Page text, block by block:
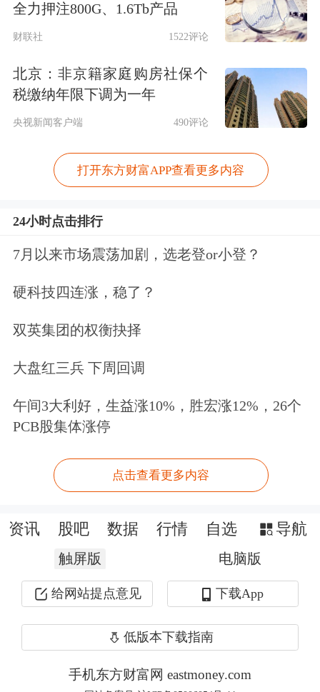
金融服务的可得性得到了迅速提高，也
有助于市场利率总体水平的下降。
在我国，民间借贷主要是指自然人之
间、自然人与法人或其他组织之间及其
行的资产融通行为。按照我国相关法律
行资金融通。法律同时又规定：经金融
监管部门批准设立的从事贷款业务的金
融机构及其分支机构，因发放贷款等相
关金融业务引发的纠纷，不适用民间借
事的金融业务则同样受到严格的行业监
管，不允许从事除自身业务范围以外的
贷款行为。因此，“大幅降低民间借贷
利率的司法保护上限”显然不适用于金
融机构借贷。
尽管如此，降低民间借贷利率的司法保
护上限，对于金融机构的借贷利率也会
产生一定的影响。因为相对于民间借
贷，金融机构的贷款利率受到更为严格
的限制，监管要求较高；金融机构具有
特许性和风险控制能力较强，市场往往
全力押注800G、1.6Tb产品
财联社 1522评论
北京：非京籍家庭购房社保个
税缴纳年限下调为一年
央视新闻客户端 490评论
打开东方财富APP查看更多内容
24小时点击排行
7月以来市场震荡加剧，选老登or小登？
硬科技四连涨，稳了？
双英集团的权衡抉择
大盘红三兵 下周回调
午间3大利好，生益涨10%，胜宏涨12%，26个
PCB股集体涨停
点击查看更多内容
资讯 股吧 数据 行情 自选 导航
触屏版 电脑版
给网站提点意见 下载App
低版本下载指南
手机东方财富网 eastmoney.com